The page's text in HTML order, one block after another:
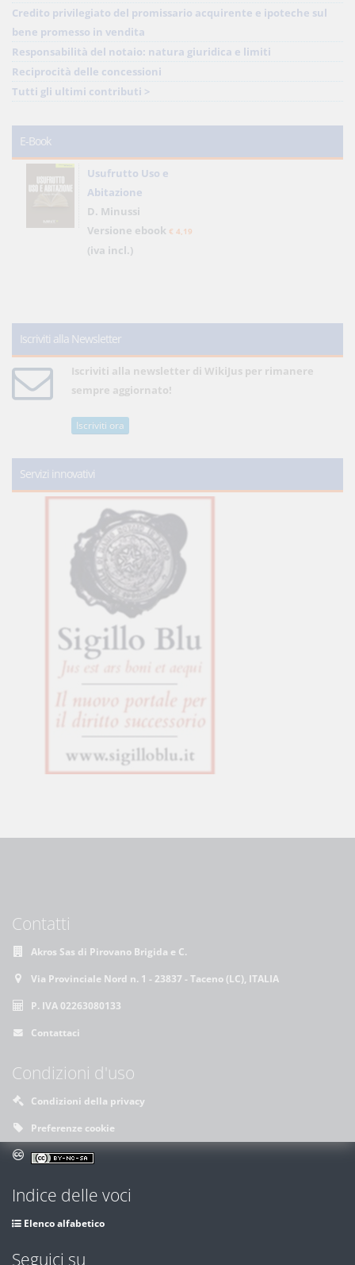
Credito privilegiato del promissario acquirente e ipoteche sul
bene promesso in vendita
Responsabilità del notaio: natura giuridica e limiti
Reciprocità delle concessioni
Tutti gli ultimi contributi >
E-Book
Usufrutto Uso e
Abitazione
D. Minussi
Versione ebook € 4,19
(iva incl.)
Iscriviti alla Newsletter
Iscriviti alla newsletter di WikiJus per rimanere
sempre aggiornato!
Iscriviti ora
Servizi innovativi
Contatti
Akros Sas di Pirovano Brigida e C.
Via Provinciale Nord n. 1 - 23837 - Taceno (LC), ITALIA
P. IVA 02263080133
Contattaci
Condizioni d'uso
Condizioni della privacy
Preferenze cookie
Indice delle voci
Elenco alfabetico
Seguici su